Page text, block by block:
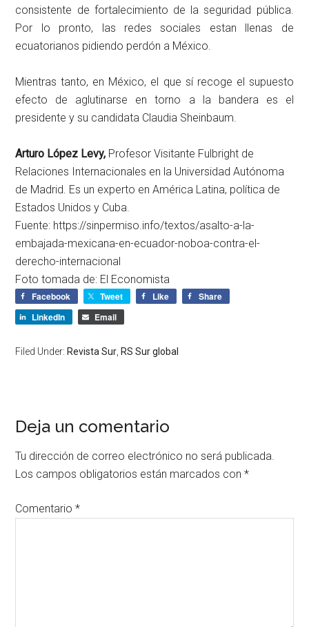
consistente de fortalecimiento de la seguridad pública.
Por lo pronto, las redes sociales estan llenas de
ecuatorianos pidiendo perdón a México.
Mientras tanto, en México, el que sí recoge el supuesto
efecto de aglutinarse en torno a la bandera es el
presidente y su candidata Claudia Sheinbaum.
Arturo López Levy, Profesor Visitante Fulbright de
Relaciones Internacionales en la Universidad Autónoma
de Madrid. Es un experto en América Latina, política de
Estados Unidos y Cuba.
Fuente: https://sinpermiso.info/textos/asalto-a-la-
embajada-mexicana-en-ecuador-noboa-contra-el-
derecho-internacional
Foto tomada de: El Economista
Facebook Tweet Like
Share
LinkedIn
Email
Filed Under: Revista Sur, RS Sur global
Deja un comentario
Tu dirección de correo electrónico no será publicada.
Los campos obligatorios están marcados con*
Comentario*